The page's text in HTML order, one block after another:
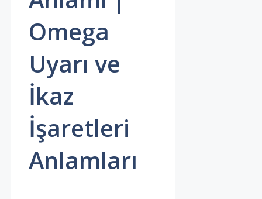
Omega
Uyarı ve
İkaz
İşaretleri
Anlamları